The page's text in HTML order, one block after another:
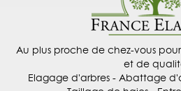
Au plus proche de chez-vous
et de
Elagage d'arbres - Abattage